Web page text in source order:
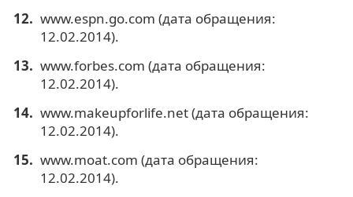
www.espn.go.com (дата обращения:
12.02.2014).
www.forbes.com (дата обращения:
12.02.2014).
www.makeupforlife.net (дата обращения:
12.02.2014).
www.moat.com (дата обращения:
12.02.2014).